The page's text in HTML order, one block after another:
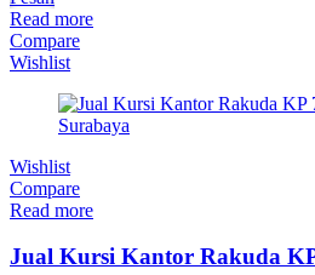
Read more
Compare
Wishlist
Wishlist
Compare
Read more
Jual Kursi Kantor Rakuda